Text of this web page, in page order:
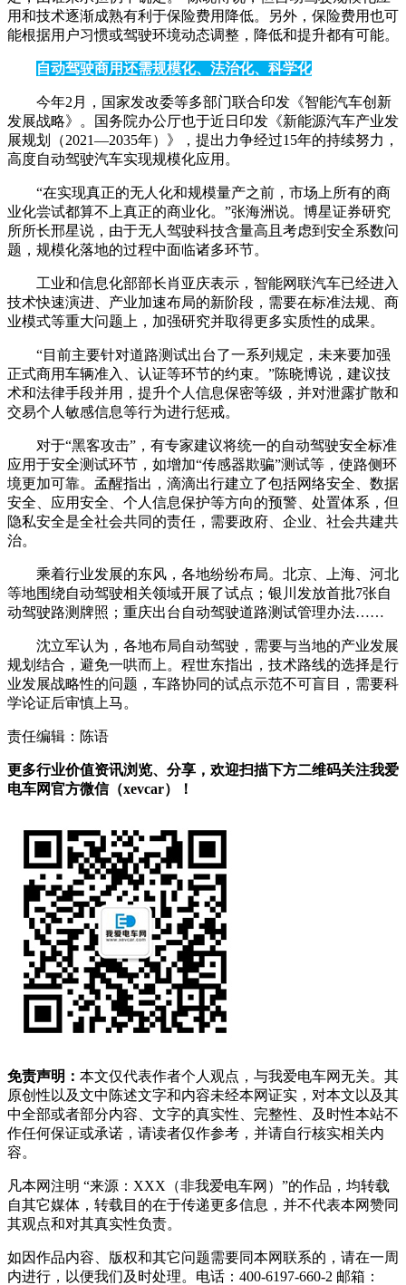
用和技术逐渐成熟有利于保险费用降低。另外，保险费用也可
能根据用户习惯或驾驶环境动态调整，降低和提升都有可能。
自动驾驶商用还需规模化、法治化、科学化
今年2月，国家发改委等多部门联合印发《智能汽车创新
发展战略》。国务院办公厅也于近日印发《新能源汽车产业发
展规划（2021―2035年）》，提出力争经过15年的持续努力，
高度自动驾驶汽车实现规模化应用。
“在实现真正的无人化和规模量产之前，市场上所有的商
业化尝试都算不上真正的商业化。”张海洲说。博星证券研究
所所长邢星说，由于无人驾驶科技含量高且考虑到安全系数问
题，规模化落地的过程中面临诸多环节。
工业和信息化部部长肖亚庆表示，智能网联汽车已经进入
技术快速演进、产业加速布局的新阶段，需要在标准法规、商
业模式等重大问题上，加强研究并取得更多实质性的成果。
“目前主要针对道路测试出台了一系列规定，未来要加强
正式商用车辆准入、认证等环节的约束。”陈晓博说，建议技
术和法律手段并用，提升个人信息保密等级，并对泄露扩散和
交易个人敏感信息等行为进行惩戒。
对于“黑客攻击”，有专家建议将统一的自动驾驶安全标准
应用于安全测试环节，如增加“传感器欺骗”测试等，使路侧环
境更加可靠。孟醒指出，滴滴出行建立了包括网络安全、数据
安全、应用安全、个人信息保护等方向的预警、处置体系，但
隐私安全是全社会共同的责任，需要政府、企业、社会共建共
治。
乘着行业发展的东风，各地纷纷布局。北京、上海、河北
等地围绕自动驾驶相关领域开展了试点；银川发放首批7张自
动驾驶路测牌照；重庆出台自动驾驶道路测试管理办法……
沈立军认为，各地布局自动驾驶，需要与当地的产业发展
规划结合，避免一哄而上。程世东指出，技术路线的选择是行
业发展战略性的问题，车路协同的试点示范不可盲目，需要科
学论证后审慎上马。
责任编辑：陈语
更多行业价值资讯浏览、分享，欢迎扫描下方二维码关注我爱
电车网官方微信（xevcar）！
免责声明： 本文仅代表作者个人观点，与我爱电车网无关。其
原创性以及文中陈述文字和内容未经本网证实，对本文以及其
中全部或者部分内容、文字的真实性、完整性、及时性本站不
作任何保证或承诺，请读者仅作参考，并请自行核实相关内
容。
凡本网注明 “来源：XXX（非我爱电车网）”的作品，均转载
自其它媒体，转载目的在于传递更多信息，并不代表本网赞同
其观点和对其真实性负责。
如因作品内容、版权和其它问题需要同本网联系的，请在一周
内进行，以便我们及时处理。电话：400-6197-660-2 邮箱：